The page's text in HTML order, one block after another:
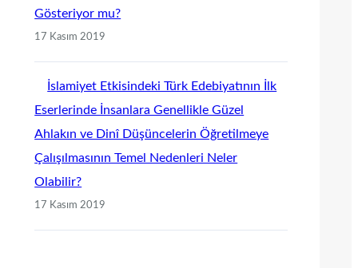
Gösteriyor mu?
17 Kasım 2019
İslamiyet Etkisindeki Türk Edebiyatının İlk
Eserlerinde İnsanlara Genellikle Güzel
Ahlakın ve Dinî Düşüncelerin Öğretilmeye
Çalışılmasının Temel Nedenleri Neler
Olabilir?
17 Kasım 2019